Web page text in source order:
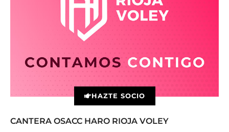
HAZTE SOCIO
CANTERA OSACC HARO RIOJA VOLEY